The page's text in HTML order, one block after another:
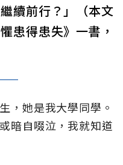
續前行？」（本文
患得患失》一書，
，她是我大學同學。
暗自啜泣，我就知道